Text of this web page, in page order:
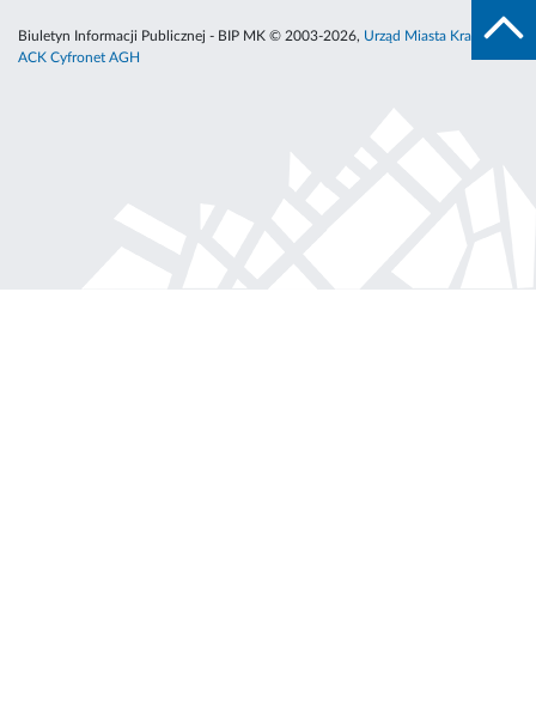
Biuletyn Informacji Publicznej - BIP MK © 2003-2026, Urząd Miasta Krakowa
ACK Cyfronet AGH